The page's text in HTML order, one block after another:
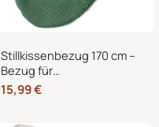
Stillkissenbezug 170 cm –
Bezug für
Seitenschläferkissen und
Schwangerschaftskissen
15,99€